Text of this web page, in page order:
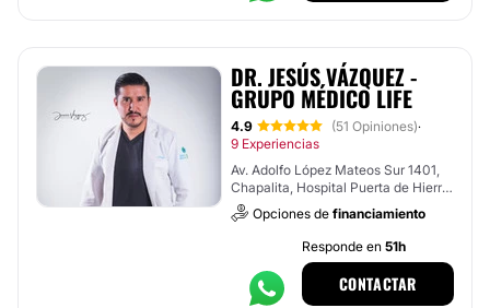
DR. JESÚS VÁZQUEZ -
GRUPO MÉDICO LIFE
4.9 (51 Opiniones)·
9 Experiencias
Av. Adolfo López Mateos Sur 1401,
Chapalita, Hospital Puerta de Hierro
, Tlajomulco de Zúñiga
Opciones de financiamiento
Responde en 51h
CONTACTAR